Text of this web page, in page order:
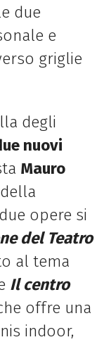
due
e
griglie
degli
nuovi
Mauro
opere si
del Teatro
al tema
Il centro
offre una
indoor,